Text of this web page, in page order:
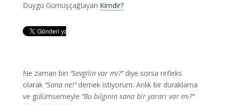
Duygu Gümüşçağlayan Kimdir?
Ne zaman biri ‘‘Sevgilin var mı?’’diye sorsa refleks
olarak ‘‘Sana ne!’’demek istiyorum. Anlık bir duraklama
ve gülümsemeyle ‘‘Bu bilginin sana bir yararı var mı?’’